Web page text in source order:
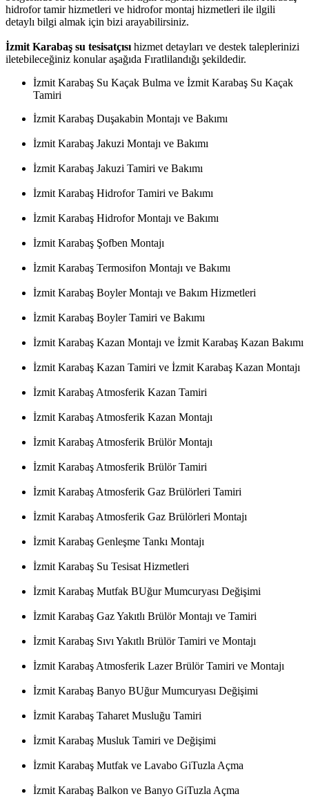
hidrofor tamir hizmetleri ve hidrofor montaj hizmetleri ile ilgili
detaylı bilgi almak için bizi arayabilirsiniz.
İzmit Karabaş su tesisatçısı hizmet detayları ve destek taleplerinizi
iletebileceğiniz konular aşağıda Fıratlilandığı şekildedir.
İzmit Karabaş Su Kaçak Bulma ve İzmit Karabaş Su Kaçak
Tamiri
İzmit Karabaş Duşakabin Montajı ve Bakımı
İzmit Karabaş Jakuzi Montajı ve Bakımı
İzmit Karabaş Jakuzi Tamiri ve Bakımı
İzmit Karabaş Hidrofor Tamiri ve Bakımı
İzmit Karabaş Hidrofor Montajı ve Bakımı
İzmit Karabaş Şofben Montajı
İzmit Karabaş Termosifon Montajı ve Bakımı
İzmit Karabaş Boyler Montajı ve Bakım Hizmetleri
İzmit Karabaş Boyler Tamiri ve Bakımı
İzmit Karabaş Kazan Montajı ve İzmit Karabaş Kazan Bakımı
İzmit Karabaş Kazan Tamiri ve İzmit Karabaş Kazan Montajı
İzmit Karabaş Atmosferik Kazan Tamiri
İzmit Karabaş Atmosferik Kazan Montajı
İzmit Karabaş Atmosferik Brülör Montajı
İzmit Karabaş Atmosferik Brülör Tamiri
İzmit Karabaş Atmosferik Gaz Brülörleri Tamiri
İzmit Karabaş Atmosferik Gaz Brülörleri Montajı
İzmit Karabaş Genleşme Tankı Montajı
İzmit Karabaş Su Tesisat Hizmetleri
İzmit Karabaş Mutfak BUğur Mumcuryası Değişimi
İzmit Karabaş Gaz Yakıtlı Brülör Montajı ve Tamiri
İzmit Karabaş Sıvı Yakıtlı Brülör Tamiri ve Montajı
İzmit Karabaş Atmosferik Lazer Brülör Tamiri ve Montajı
İzmit Karabaş Banyo BUğur Mumcuryası Değişimi
İzmit Karabaş Taharet Musluğu Tamiri
İzmit Karabaş Musluk Tamiri ve Değişimi
İzmit Karabaş Mutfak ve Lavabo GiTuzla Açma
İzmit Karabaş Balkon ve Banyo GiTuzla Açma